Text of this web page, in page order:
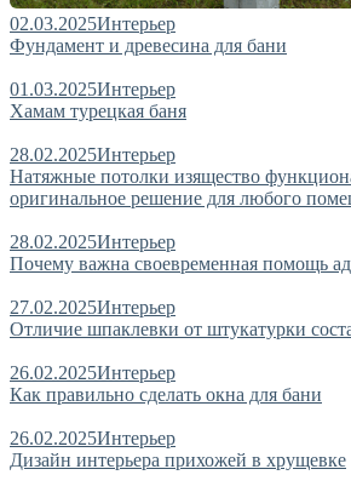
02.03.2025Интерьер
Фундамент и древесина для бани
01.03.2025Интерьер
Хамам турецкая баня
28.02.2025Интерьер
Натяжные потолки изящество
оригинальное решение для любого
28.02.2025Интерьер
Почему важна своевременная помощь
27.02.2025Интерьер
Отличие шпаклевки от штукатурки
26.02.2025Интерьер
Как правильно сделать окна для бани
26.02.2025Интерьер
Дизайн интерьера прихожей в хрущевке